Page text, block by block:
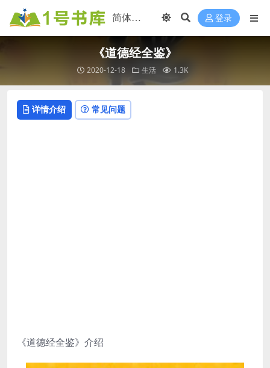
登录
《道德经全鉴》
2020-12-18 生活 1.3K
详情介绍 常见问题
《道德经全鉴》介绍